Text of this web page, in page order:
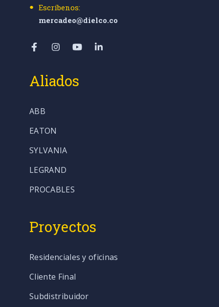
Escríbenos:
mercadeo@dielco.co
Aliados
ABB
EATON
SYLVANIA
LEGRAND
PROCABLES
Proyectos
Residenciales y oficinas
Cliente Final
Subdistribuidor